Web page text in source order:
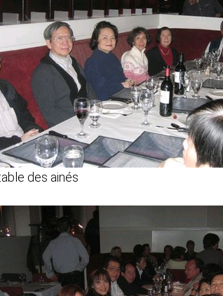
des ainés